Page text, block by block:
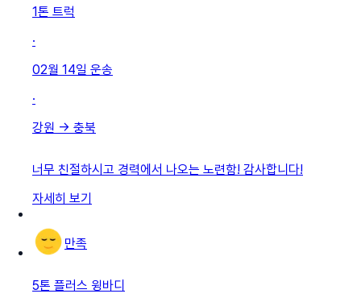
1톤 트럭
·
02월 14일 운송
·
강원 → 충북
너무 친절하시고 경력에서 나오는 노련함! 감사합니다!
자세히 보기
만족
5톤 플러스 윙바디